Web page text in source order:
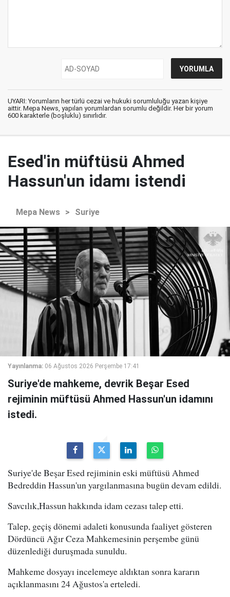
UYARI: Yorumların her türlü cezai ve hukuki sorumluluğu yazan kişiye
aittir. Mepa News, yapılan yorumlardan sorumlu değildir. Her bir yorum
600 karakterle (boşluklu) sınırlıdır.
Esed'in müftüsü Ahmed
Hassun'un idamı istendi
Mepa News > Suriye
Yayınlanma: 06 Ağustos 2026 Perşembe 17:41
Suriye'de mahkeme, devrik Beşar Esed
rejiminin müftüsü Ahmed Hassun'un idamını
istedi.
Suriye'de Beşar Esed rejiminin eski müftüsü Ahmed
Bedreddin Hassun'un yargılanmasına bugün devam edildi.
Savcılık,Hassun hakkında idam cezası talep etti.
Talep, geçiş dönemi adaleti konusunda faaliyet gösteren
Dördüncü Ağır Ceza Mahkemesinin perşembe günü
düzenlediği duruşmada sunuldu.
Mahkeme dosyayı incelemeye aldıktan sonra kararın
açıklanmasını 24 Ağustos'a erteledi.